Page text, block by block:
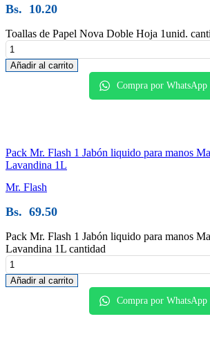
Bs. 10.20
Toallas de Papel Nova Doble Hoja 1unid.
Añadir al carrito
Compra por WhatsApp
Pack Mr. Flash 1 Jabón liquido para manos
Lavandina 1L
Mr. Flash
Bs. 69.50
Pack Mr. Flash 1 Jabón liquido para manos
Lavandina 1L cantidad
Añadir al carrito
Compra por WhatsApp